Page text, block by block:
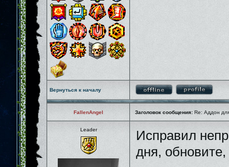
Вернуться к началу
FallenAngel Заголовок сообщения: Re: Аддон
Leader
Исправил
дня,